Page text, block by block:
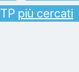
più cercati